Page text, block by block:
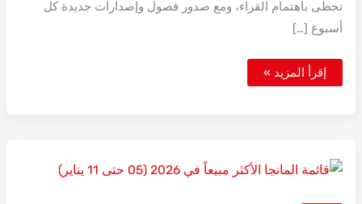
تحظى باهتمام القراء، ومع صدور فصول وإصدارات جديدة كل
أسبوع […]
قائمة
المانجا
18
يناير)
إقرأ المزيد »